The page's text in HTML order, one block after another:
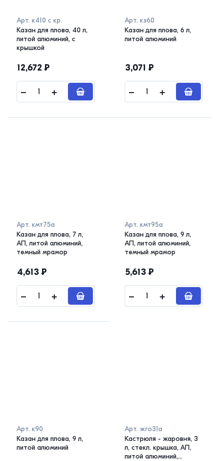
Арт. к410 с кр.
Казан для плова, 40 л,
литой алюминий, с
крышкой
12,672 ₽
Арт. кз60
Казан для плова, 6 л,
литой алюминий
3,071 ₽
Арт. кмт75а
Казан для плова, 7 л,
АП, литой алюминий,
темный мрамор
4,613 ₽
Арт. кмт95а
Казан для плова, 9 л,
АП, литой алюминий,
темный мрамор
5,613 ₽
Арт. к90
Казан для плова, 9 л,
литой алюминий
Арт. жго31а
Кастрюля - жаровня, 3
л, стекл. крышка, АП,
литой алюминий,